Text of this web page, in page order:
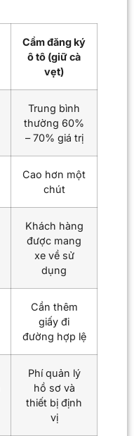
Cầm đăng ký
ô tô (giữ cà
vẹt)
Trung bình
thường 60%
– 70% giá trị
Cao hơn một
chút
Khách hàng
được mang
xe về sử
dụng
Cần thêm
giấy đi
đường hợp lệ
Phí quản lý
hồ sơ và
thiết bị định
vị